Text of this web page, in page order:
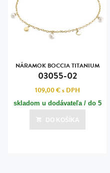
NÁRAMOK BOCCIA TITANIUM
03055-02
109,00 €s DPH
skladom u dodávateľa / do 5
dní
Posledná aktualizácia dnes o 20:01
DO KOŠÍKA